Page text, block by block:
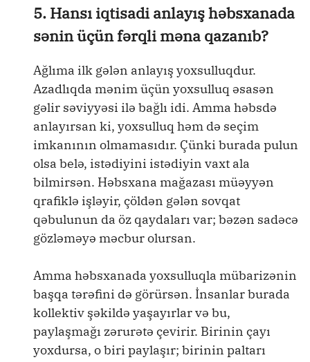
5. Hansı iqtisadi anlayış həbsxanada
sənin üçün fərqli məna qazanıb?
Ağlıma ilk gələn anlayış yoxsulluqdur.
Azadlıqda mənim üçün yoxsulluq əsasən
gəlir səviyyəsi ilə bağlı idi. Amma həbsdə
anlayırsan ki, yoxsulluq həm də seçim
imkanının olmamasıdır. Çünki burada pulun
olsa belə, istədiyini istədiyin vaxt ala
bilmirsən. Həbsxana mağazası müəyyən
qrafiklə işləyir, çöldən gələn sovqat
qəbulunun da öz qaydaları var; bəzən sadəcə
gözləməyə məcbur olursan.
Amma həbsxanada yoxsulluqla mübarizənin
başqa tərəfini də görürsən. İnsanlar burada
kollektiv şəkildə yaşayırlar və bu,
paylaşmağı zərurətə çevirir. Birinin çayı
yoxdursa, o biri paylaşır; birinin paltarı